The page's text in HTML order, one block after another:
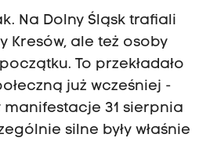
Na Dolny Śląsk trafiali
Kresów, ale też osoby
To przekładało
już wcześniej -
31 sierpnia
silne były właśnie